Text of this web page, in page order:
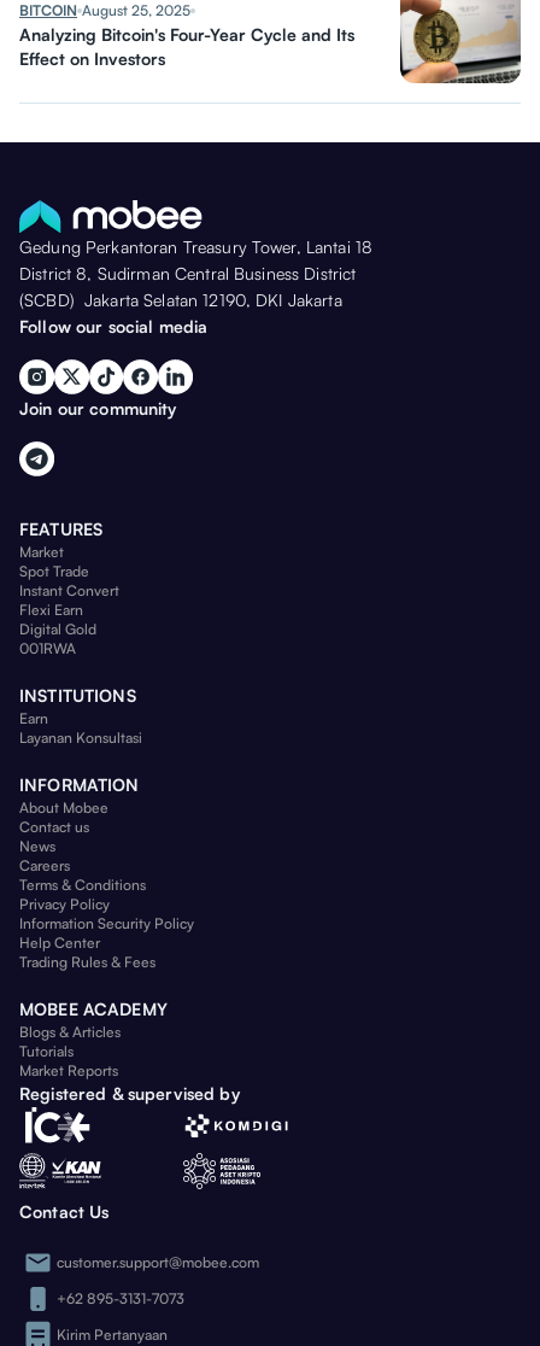
BITCOIN August 25, 2025
Analyzing Bitcoin's Four-Year Cycle and Its
Effect on Investors
Gedung Perkantoran Treasury Tower, Lantai 18
District 8, Sudirman Central Business District
(SCBD) Jakarta Selatan 12190, DKI Jakarta
Follow our social media
Join our community
FEATURES
Market
Spot Trade
Instant Convert
Flexi Earn
Digital Gold
001RWA
INSTITUTIONS
Earn
Layanan Konsultasi
INFORMATION
About Mobee
Contact us
News
Careers
Terms & Conditions
Privacy Policy
Information Security Policy
Help Center
Trading Rules & Fees
MOBEE ACADEMY
Blogs & Articles
Tutorials
Market Reports
Registered & supervised by
Contact Us
customer.support@mobee.com
+62 895-3131-7073
Kirim Pertanyaan